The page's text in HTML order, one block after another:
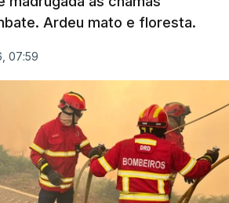
Ardeu mato e floresta.
07:59